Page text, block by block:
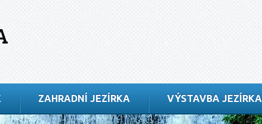
ZAHRADNÍ JEZÍRKA VÝSTAVBA JEZÍRKA